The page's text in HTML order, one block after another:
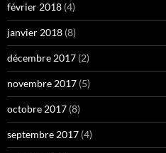
février 2018 (4)
janvier 2018 (8)
décembre 2017 (2)
novembre 2017 (5)
octobre 2017 (8)
septembre 2017 (4)